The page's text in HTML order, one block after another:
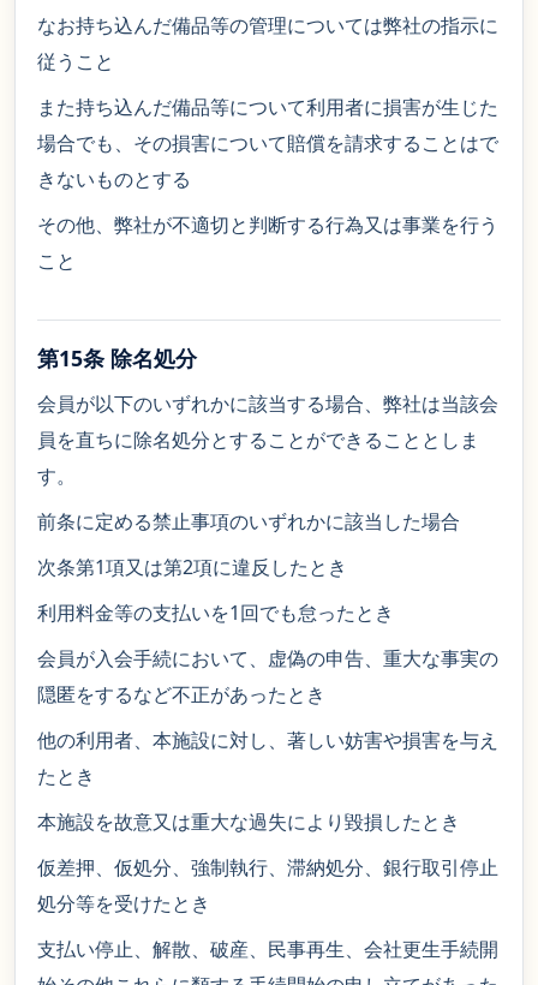
なお持ち込んだ備品等の管理については弊社の指示に
従うこと
また持ち込んだ備品等について利用者に損害が生じた
場合でも、その損害について賠償を請求することはで
きないものとする
その他、弊社が不適切と判断する行為又は事業を行う
こと
第15条 除名処分
会員が以下のいずれかに該当する場合、弊社は当該会
員を直ちに除名処分とすることができることとしま
す。
前条に定める禁止事項のいずれかに該当した場合
次条第1項又は第2項に違反したとき
利用料金等の支払いを1回でも怠ったとき
会員が入会手続において、虚偽の申告、重大な事実の
隠匿をするなど不正があったとき
他の利用者、本施設に対し、著しい妨害や損害を与え
たとき
本施設を故意又は重大な過失により毀損したとき
仮差押、仮処分、強制執行、滞納処分、銀行取引停止
処分等を受けたとき
支払い停止、解散、破産、民事再生、会社更生手続開